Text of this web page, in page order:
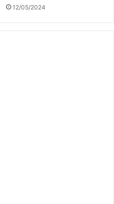
12/05/2024